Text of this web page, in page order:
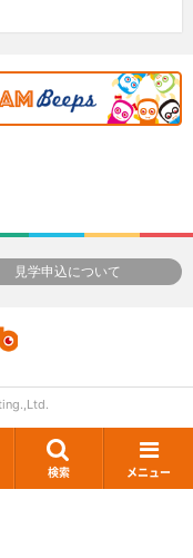
検索 メニュー
見学申込について